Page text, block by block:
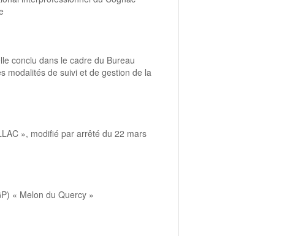
conclu dans le cadre du Bureau
modalités de suivi et de gestion de la
», modifié par arrêté du 22 mars
« Melon du Quercy »